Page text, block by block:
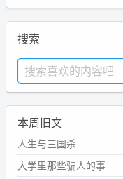
搜索
本周旧文
人生与三国杀
大学里那些骗人的事